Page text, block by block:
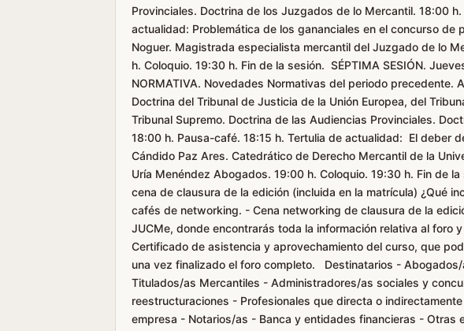
Provinciales. Doctrina de los Juzgados de lo Mercantil. 18:00
actualidad: Problemática de los gananciales en el concurso de
Noguer. Magistrada especialista mercantil del Juzgado de lo
h. Coloquio. 19:30 h. Fin de la sesión. SÉPTIMA SESIÓN.
NORMATIVA. Novedades Normativas del periodo precedente.
Doctrina del Tribunal de Justicia de la Unión Europea, del
Tribunal Supremo. Doctrina de las Audiencias Provinciales.
18:00 h. Pausa-café. 18:15 h. Tertulia de actualidad: El deber
Cándido Paz Ares. Catedrático de Derecho Mercantil de la
Uría Menéndez Abogados. 19:00 h. Coloquio. 19:30 h. Fin de
cena de clausura de la edición (incluida en la matrícula) ¿Qué
cafés de networking. - Cena networking de clausura de la
JUCMe, donde encontrarás toda la información relativa al foro
Certificado de asistencia y aprovechamiento del curso, que
una vez finalizado el foro completo. Destinatarios -
Titulados/as Mercantiles - Administradores/as sociales y
reestructuraciones - Profesionales que directa o
empresa - Notarios/as - Banca y entidades financieras - Otras